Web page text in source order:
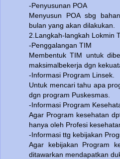
-Penyusunan POA
Menyusun POA sbg
bulan yang akan dilakukan.
2.Langkah-langkah Lokmin
-Penggalangan TIM
Membentuk TIM untuk
maksimalbekerja dgn
-Informasi Program Linsek.
Untuk mencari tahu apa
dgn program Puskesmas.
-Informasi Program
Agar Program kesehatan
hanya oleh Profesi
-Informasi ttg kebijakan
Agar kebijakan Program
ditawarkan mendapatkan